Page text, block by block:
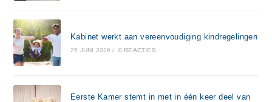
Kabinet werkt aan vereenvoudiging kindregelingen
25 JUNI 2026 / 0 REACTIES
Eerste Kamer stemt in met in één keer deel van